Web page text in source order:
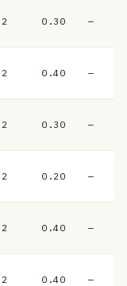
0.30 —
0.40 —
0.30 —
0.20 —
0.40 —
0.40 —